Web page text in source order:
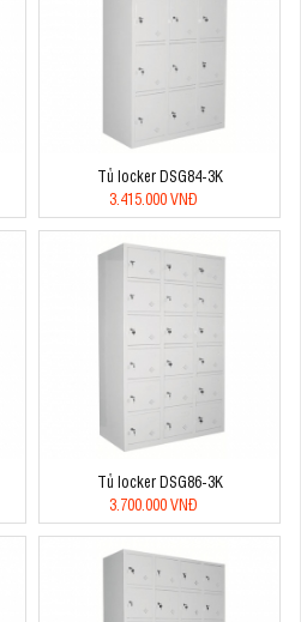
Tủ locker DSG84-3K
3.415.000 VNĐ
Tủ locker DSG86-3K
3.700.000 VNĐ